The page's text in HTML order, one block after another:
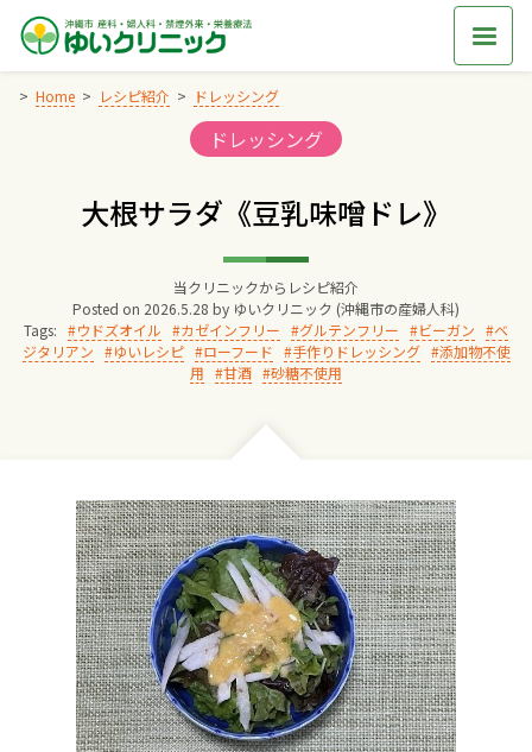
Skip
content
Home レシピ紹介 ドレッシング
Categories:
ドレッシング
大根サラダ《豆乳味噌ドレ》
当クリニックからレシピ紹介
Posted on 2026.5.28 by ゆいクリニック (沖縄市の産婦人科)
Tags:
ウドズオイル カゼインフリー グルテンフリー ビーガン
ベ
ジタリアン
ゆいレシピ ローフード 手作りドレッシング
添加物不使
用
甘酒 砂糖不使用
院長からのごあいさつ
ゆいクリニックの経営理念
診療料金
妊婦健診
お産について
親と子の結びつき支援
母乳育児